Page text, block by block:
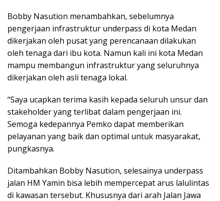
Bobby Nasution menambahkan, sebelumnya
pengerjaan infrastruktur underpass di kota Medan
dikerjakan oleh pusat yang perencanaan dilakukan
oleh tenaga dari ibu kota. Namun kali ini kota Medan
mampu membangun infrastruktur yang seluruhnya
dikerjakan oleh asli tenaga lokal.
“Saya ucapkan terima kasih kepada seluruh unsur dan
stakeholder yang terlibat dalam pengerjaan ini.
Semoga kedepannya Pemko dapat memberikan
pelayanan yang baik dan optimal untuk masyarakat,
pungkasnya.
Ditambahkan Bobby Nasution, selesainya underpass
jalan HM Yamin bisa lebih mempercepat arus lalulintas
di kawasan tersebut. Khususnya dari arah Jalan Jawa